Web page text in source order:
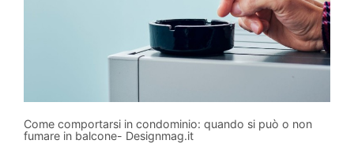
Come comportarsi in condominio: quando si può o non
fumare in balcone- Designmag.it